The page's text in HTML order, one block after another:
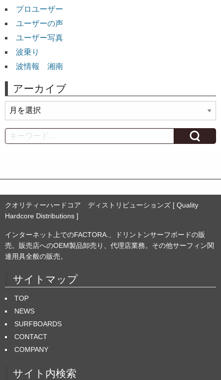
プロユーザー
ユーザーの声
ユーザー写真
波乗り
波情報 湘南
アーカイブ
ー
カ
イ
Search
クオリティーハードコア ディストリビューションズ [ Quality
Hardcore Distributions ]
インターネット上でのFACTORA.、ドリントンサーフボードの販
売。販売店へのOEM製品卸売り、代理店業務。その他サーフィン関
連用具全般の販売。
サイトマップ
TOP
NEWS
SURFBOARDS
CONTACT
COMPANY
サイト内検索